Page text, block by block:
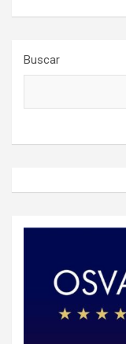
Buscar